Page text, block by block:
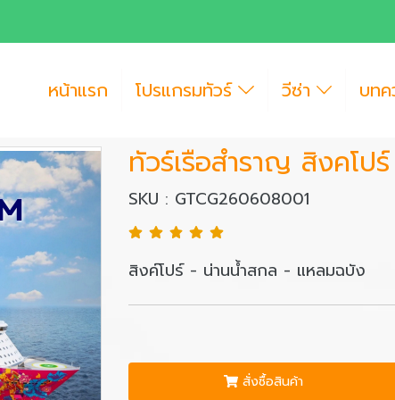
หน้าแรก โปรแกรมทัวร์ วีซ่า บทค
ทัวร์เรือสำราญ สิงคโ
SKU : GTCG260608001
สิงค์โปร์ - น่านน้ำสกล - แหลมฉบัง
สั่งซื้อสินค้า